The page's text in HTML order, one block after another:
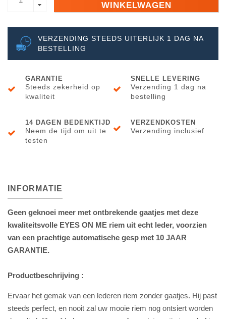
WINKELWAGEN
VERZENDING STEEDS UITERLIJK 1 DAG NA
BESTELLING
GARANTIE
Steeds zekerheid op
kwaliteit
SNELLE LEVERING
Verzending 1 dag na
bestelling
14 DAGEN BEDENKTIJD
Neem de tijd om uit te
testen
VERZENDKOSTEN
Verzending inclusief
INFORMATIE
Geen geknoei meer met ontbrekende gaatjes met deze
kwaliteitsvolle EYES ON ME riem uit echt leder, voorzien
van een prachtige automatische gesp met 10 JAAR
GARANTIE.
Productbeschrijving :
Ervaar het gemak van een lederen riem zonder gaatjes. Hij past
steeds perfect, en nooit zal uw mooie riem nog ontsiert worden